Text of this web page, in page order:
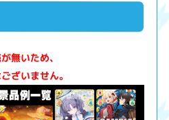
無いため、
ざいません。